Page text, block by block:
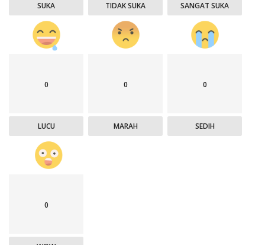
SUKA TIDAK SUKA SANGAT SUKA
0
LUCU
0
MARAH
0
SEDIH
0